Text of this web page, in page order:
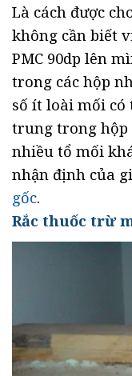
Là cách được
không cần biết
PMC 90dp lên
trong các hộp
số ít loài mối có
trung trong hộp
nhiều tổ mối
nhận định của
gốc.
Rắc thuốc trừ